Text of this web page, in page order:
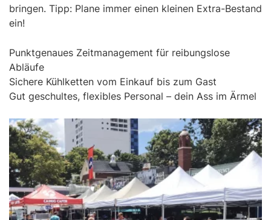
bringen. Tipp: Plane immer einen kleinen Extra-Bestand
ein!
Punktgenaues Zeitmanagement für reibungslose
Abläufe
Sichere Kühlketten vom Einkauf bis zum Gast
Gut geschultes, flexibles Personal – dein Ass im Ärmel